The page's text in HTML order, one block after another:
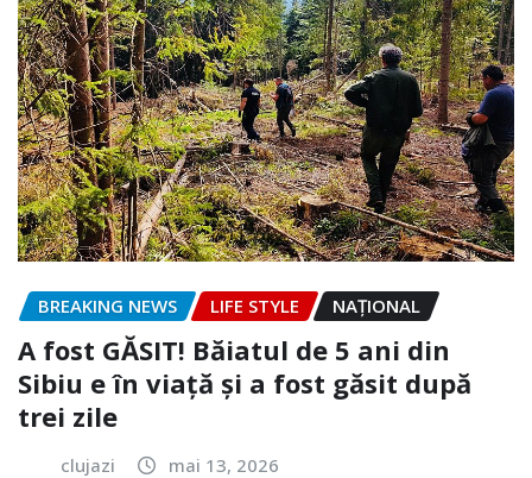
BREAKING NEWS LIFE STYLE NAŢIONAL
A fost GĂSIT! Băiatul de 5 ani din
Sibiu e în viață și a fost găsit după
trei zile
clujazi mai 13, 2026